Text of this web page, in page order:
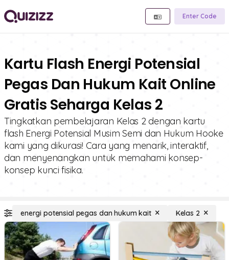
Enter Code
Kartu Flash Energi Potensial
Pegas Dan Hukum Kait Online
Gratis Seharga Kelas 2
Tingkatkan pembelajaran Kelas 2 dengan kartu
flash Energi Potensial Musim Semi dan Hukum Hooke
kami yang dikurasi! Cara yang menarik, interaktif,
dan menyenangkan untuk memahami konsep-
konsep kunci fisika.
energi potensial pegas dan hukum kait Kelas 2